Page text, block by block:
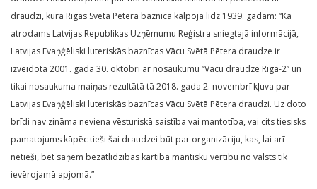
draudzi, kura Rīgas Svētā Pētera baznīcā kalpoja līdz 1939. gadam: “Kā
atrodams Latvijas Republikas Uzņēmumu Reģistra sniegtajā informācijā,
Latvijas Evaņģēliski luteriskās baznīcas Vācu Svētā Pētera draudze ir
izveidota 2001. gada 30. oktobrī ar nosaukumu “Vācu draudze Rīga-2” un
tikai nosaukuma maiņas rezultātā tā 2018. gada 2. novembrī kļuva par
Latvijas Evaņģēliski luteriskās baznīcas Vācu Svētā Pētera draudzi. Uz doto
brīdi nav zināma neviena vēsturiskā saistība vai mantotība, vai cits tiesisks
pamatojums kāpēc tieši šai draudzei būt par organizāciju, kas, lai arī
netieši, bet saņem bezatlīdzības kārtībā mantisku vērtību no valsts tik
ievērojamā apjomā.”